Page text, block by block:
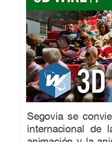
Segovia se
internacional de